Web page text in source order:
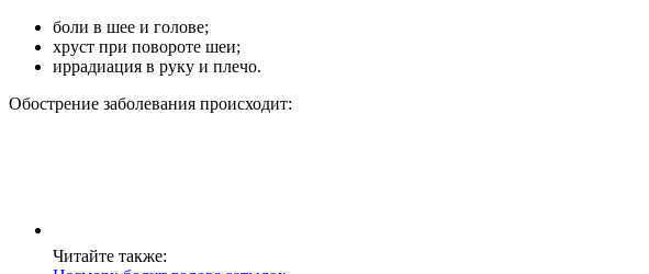
боли в шее и голове;
хруст при повороте шеи;
иррадиация в руку и плечо.
Обострение заболевания происходит:
Читайте также: